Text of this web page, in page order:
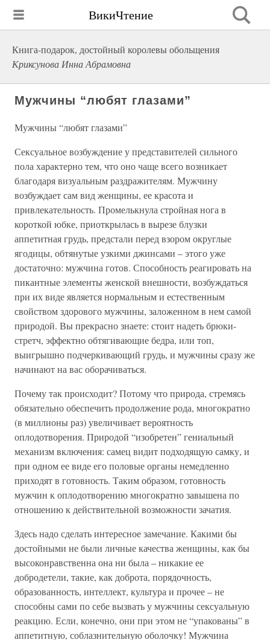
ВикиЧтение
Книга-подарок, достойный королевы обольщения
Криксунова Инна Абрамовна
Мужчины “любят глазами”
Мужчины “любят глазами”
Сексуальное возбуждение у представителей сильного
пола характерно тем, что оно чаще всего возникает
благодаря визуальным раздражителям. Мужчину
возбуждает сам вид женщины, ее красота и
привлекательность. Промелькнула стройная нога в
короткой юбке, приоткрылась в вырезе блузки
аппетитная грудь, предстали перед взором округлые
ягодицы, обтянутые узкими джинсами – этого уже
достаточно: мужчина готов. Способность реагировать на
пикантные элементы женской внешности, возбуждаться
при их виде является нормальным и естественным
свойством здорового мужчины, заложенном в нем самой
природой. Вы прекрасно знаете: стоит надеть брюки-
стретч, эффектно обтягивающие бедра, или топ,
выигрышно подчеркивающий грудь, и мужчины сразу же
начинают на вас оборачиваться.
Почему так происходит? Потому что природа, стремясь
обязательно обеспечить продолжение рода, многократно
(в миллионы раз) увеличивает вероятность
оплодотворения. Природой “изобретен” гениальный
механизм включения: самец видит подходящую самку, и
при одном ее виде его половые органы немедленно
приходят в готовность. Таким образом, готовность
мужчин к оплодотворению многократно завышена по
отношению к действительной возможности зачатия.
Здесь надо сделать интересное замечание. Какими бы
достойными не были личные качества женщины, как бы
высоконравственна она ни была – никакие ее
добродетели, такие, как доброта, порядочность,
образованность, интеллект, культура и прочее – не
способны сами по себе вызвать у мужчины сексуальную
реакцию. Если, конечно, они при этом не “упакованы” в
аппетитную, соблазнительную оболочку! Мужчина